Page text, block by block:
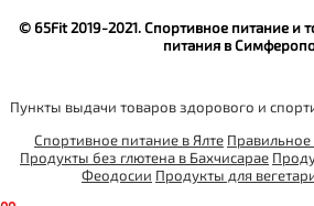
© 65Fit 2019-2021. Спортивное питание и
питания в
Пункты выдачи товаров здорового и
Спортивное питание в Ялте Правильное
Продукты без глютена в Бахчисарае
Феодосии Продукты для